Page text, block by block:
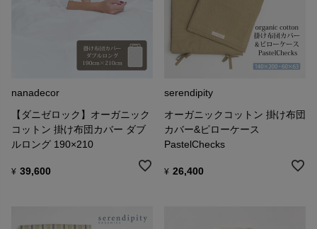
nanadecor
【ダニゼロック】オーガニック
コットン 掛け布団カバー ダブ
ルロング 190×210
¥ 39,600
serendipity
オーガニックコットン 掛け布団
カバー&ピローケース
PastelChecks
¥ 26,400